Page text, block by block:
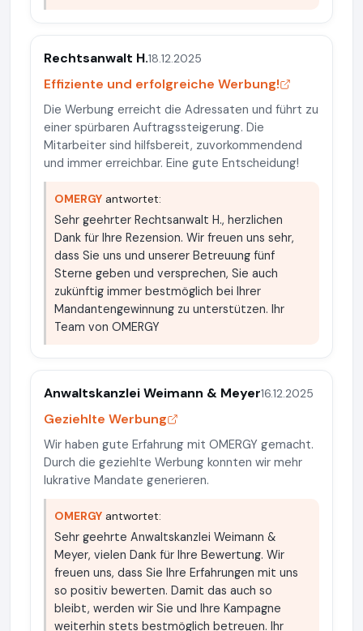
Rechtsanwalt H.18.12.2025
Effiziente und erfolgreiche Werbung!
Die Werbung erreicht die Adressaten und führt zu
einer spürbaren Auftragssteigerung. Die
Mitarbeiter sind hilfsbereit, zuvorkommendend
und immer erreichbar. Eine gute Entscheidung!
OMERGY antwortet:
Sehr geehrter Rechtsanwalt H., herzlichen
Dank für Ihre Rezension. Wir freuen uns sehr,
dass Sie uns und unserer Betreuung fünf
Sterne geben und versprechen, Sie auch
zukünftig immer bestmöglich bei Ihrer
Mandantengewinnung zu unterstützen. Ihr
Team von OMERGY
Anwaltskanzlei Weimann & Meyer16.12.2025
Geziehlte Werbung
Wir haben gute Erfahrung mit OMERGY gemacht.
Durch die geziehlte Werbung konnten wir mehr
lukrative Mandate generieren.
OMERGY antwortet:
Sehr geehrte Anwaltskanzlei Weimann &
Meyer, vielen Dank für Ihre Bewertung. Wir
freuen uns, dass Sie Ihre Erfahrungen mit uns
so positiv bewerten. Damit das auch so
bleibt, werden wir Sie und Ihre Kampagne
weiterhin stets bestmöglich betreuen. Ihr